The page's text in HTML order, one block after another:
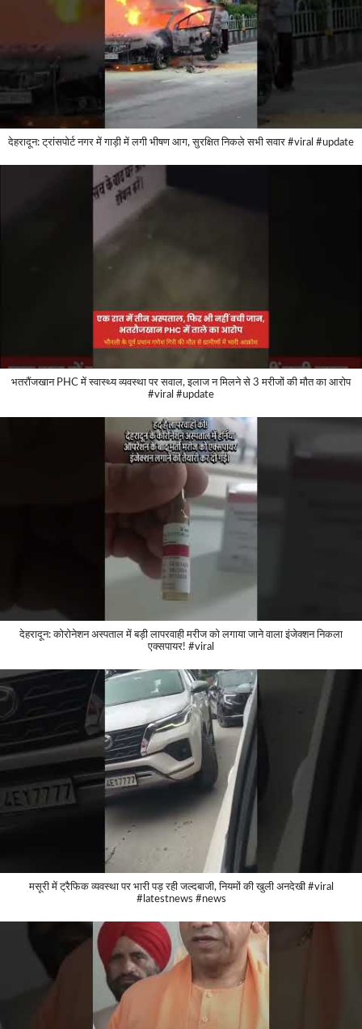
देहरादून: ट्रांसपोर्ट नगर में गाड़ी में लगी भीषण आग, सुरक्षित निकले सभी सवार #viral #update
भतरौंजखान PHC में स्वास्थ्य व्यवस्था पर सवाल, इलाज न मिलने से 3 मरीजों की मौत का आरोप
#viral #update
देहरादून: कोरोनेशन अस्पताल में बड़ी लापरवाही मरीज को लगाया जाने वाला इंजेक्शन निकला
एक्सपायर! #viral
मसूरी में ट्रैफिक व्यवस्था पर भारी पड़ रही जल्दबाजी, नियमों की खुली अनदेखी #viral
#latestnews #news